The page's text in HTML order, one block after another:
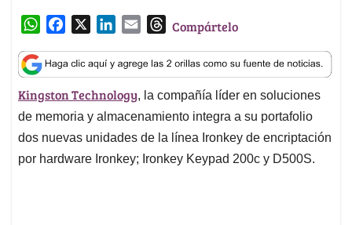
W
a
t
s
A
p
p
c
e
b
o
o
k
n
k
e
d
I
n
a
i
T
r
e
a
d
s
Compártelo
Kingston Technology, la compañía líder en soluciones
de memoria y almacenamiento integra a su portafolio
dos nuevas unidades de la línea Ironkey de encriptación
por hardware Ironkey; Ironkey Keypad 200c y D500S.